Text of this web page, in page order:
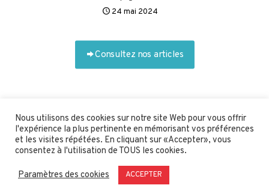
24 mai 2024
Consultez nos articles
© Teknitys •Mentions légales• Un site cultivé par l'agence
Nous utilisons des cookies sur notre site Web pour vous offrir
l'expérience la plus pertinente en mémorisant vos préférences
et les visites répétées. En cliquant sur «Accepter», vous
consentez à l'utilisation de TOUS les cookies.
Paramètres des cookies ACCEPTER